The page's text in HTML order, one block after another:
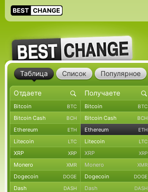
Таблица Список Популярное
Bitcoin BTC Bitcoin BTC
Bitcoin Cash BCH Bitcoin Cash BCH
Ethereum ETH Ethereum ETH
Litecoin LTC Litecoin LTC
XRP XRP XRP XRP
Monero XMR Monero XMR
Dogecoin DOGE Dogecoin DOGE
Dash DASH Dash DASH